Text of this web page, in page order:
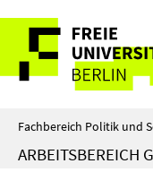
direkt
Inhalt
Service-
Navigation
Fachbereich Politik und
ARBEITSBEREICH